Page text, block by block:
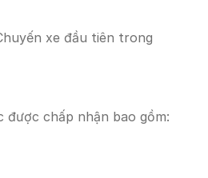
xe đầu tiên trong
chấp nhận bao gồm: